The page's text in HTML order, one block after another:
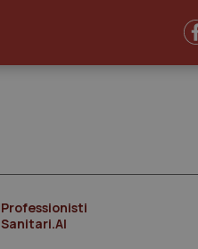
Professionisti
Sanitari.AI